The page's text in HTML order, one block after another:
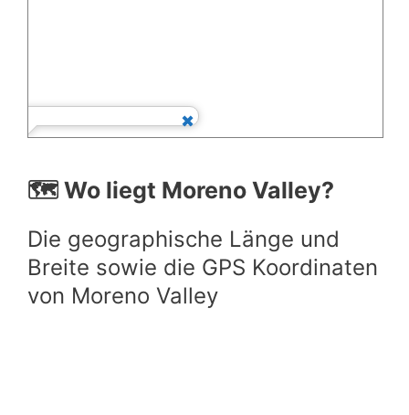
🗺️ Wo liegt Moreno Valley?
Die geographische Länge und
Breite sowie die GPS Koordinaten
von Moreno Valley